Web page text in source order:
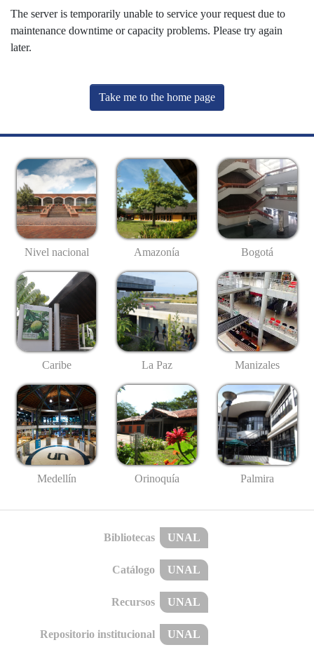
The server is temporarily unable to service your request due to
maintenance downtime or capacity problems. Please try again
later.
Take me to the home page
Nivel nacional Amazonía Bogotá
Caribe La Paz Manizales
Medellín Orinoquía Palmira
Bibliotecas UNAL
Catálogo UNAL
Recursos UNAL
Repositorio institucional UNAL